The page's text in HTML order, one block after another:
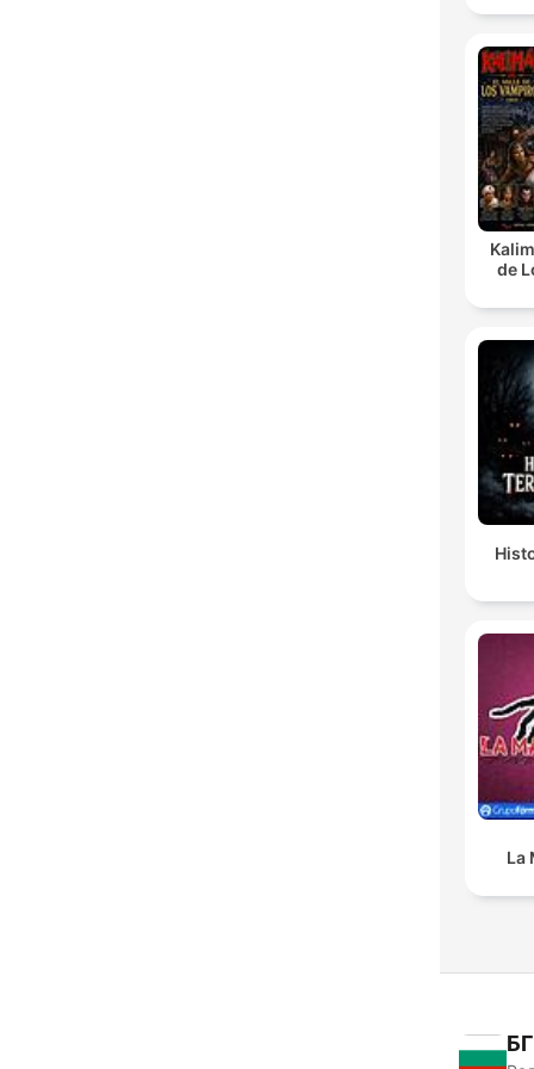
de
La